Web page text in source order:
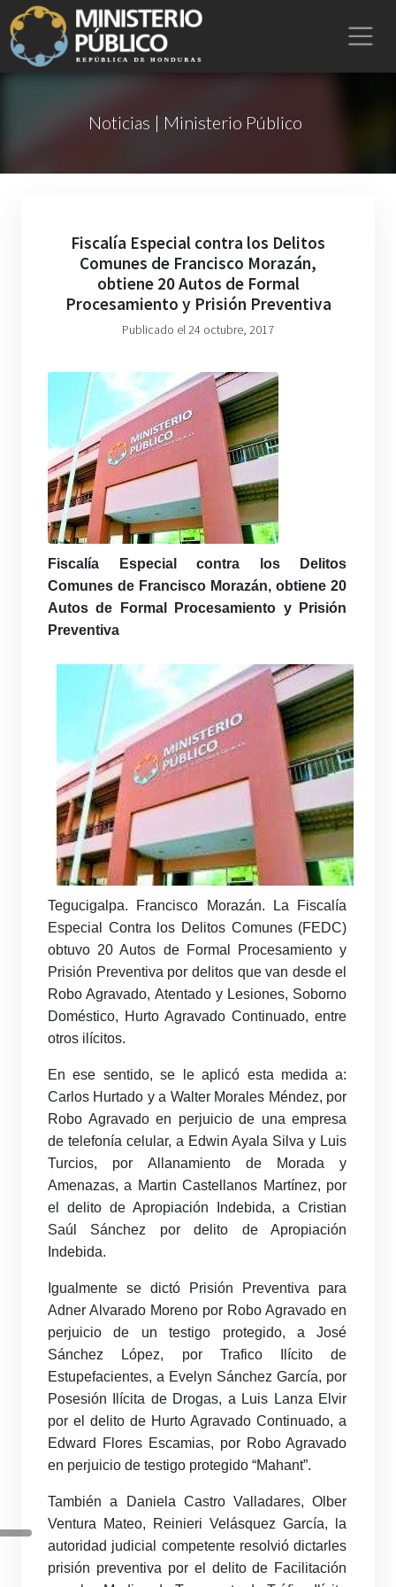
Noticias | Ministerio Público
Fiscalía Especial contra los Delitos
Comunes de Francisco Morazán,
obtiene 20 Autos de Formal
Procesamiento y Prisión Preventiva
Publicado el 24 octubre, 2017
Fiscalía Especial contra los Delitos
Comunes de Francisco Morazán, obtiene 20
Autos de Formal Procesamiento y Prisión
Preventiva
Tegucigalpa. Francisco Morazán. La Fiscalía
Especial Contra los Delitos Comunes (FEDC)
obtuvo 20 Autos de Formal Procesamiento y
Prisión Preventiva por delitos que van desde el
Robo Agravado, Atentado y Lesiones, Soborno
Doméstico, Hurto Agravado Continuado, entre
otros ilícitos.
En ese sentido, se le aplicó esta medida a:
Carlos Hurtado y a Walter Morales Méndez, por
Robo Agravado en perjuicio de una empresa
de telefonía celular, a Edwin Ayala Silva y Luis
Turcios, por Allanamiento de Morada y
Amenazas, a Martin Castellanos Martínez, por
el delito de Apropiación Indebida, a Cristian
Saúl Sánchez por delito de Apropiación
Indebida.
Igualmente se dictó Prisión Preventiva para
Adner Alvarado Moreno por Robo Agravado en
perjuicio de un testigo protegido, a José
Sánchez López, por Trafico Ilícito de
Estupefacientes, a Evelyn Sánchez García, por
Posesión Ilícita de Drogas, a Luis Lanza Elvir
por el delito de Hurto Agravado Continuado, a
Edward Flores Escamias, por Robo Agravado
en perjuicio de testigo protegido “Mahant”.
También a Daniela Castro Valladares, Olber
Ventura Mateo, Reinieri Velásquez García, la
autoridad judicial competente resolvió dictarles
prisión preventiva por el delito de Facilitación